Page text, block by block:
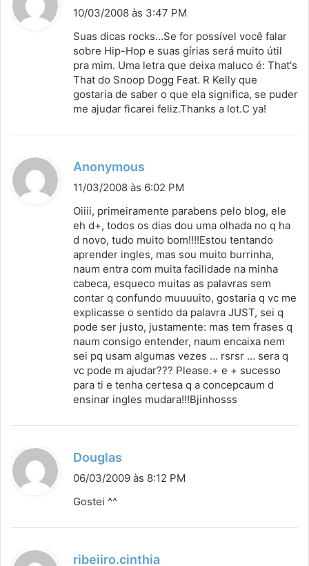
i
s
e
:
10/03/2008 às 3:47 PM
Suas dicas rocks…Se for possível você falar
sobre Hip-Hop e suas gírias será muito útil
pra mim. Uma letra que deixa maluco é: That's
That do Snoop Dogg Feat. R Kelly que
gostaria de saber o que ela significa, se puder
me ajudar ficarei feliz.Thanks a lot.C ya!
Anonymous
i
s
e
:
11/03/2008 às 6:02 PM
Oiiii, primeiramente parabens pelo blog, ele
eh d+, todos os dias dou uma olhada no q ha
d novo, tudo muito bom!!!!Estou tentando
aprender ingles, mas sou muito burrinha,
naum entra com muita facilidade na minha
cabeca, esqueco muitas as palavras sem
contar q confundo muuuuito, gostaria q vc me
explicasse o sentido da palavra JUST, sei q
pode ser justo, justamente: mas tem frases q
naum consigo entender, naum encaixa nem
sei pq usam algumas vezes … rsrsr … sera q
vc pode m ajudar??? Please.+ e + sucesso
para ti e tenha certesa q a concepcaum d
ensinar ingles mudara!!!Bjinhosss
Douglas
i
e
06/03/2009 às 8:12 PM
Gostei ^^
ribeiiro.cinthia